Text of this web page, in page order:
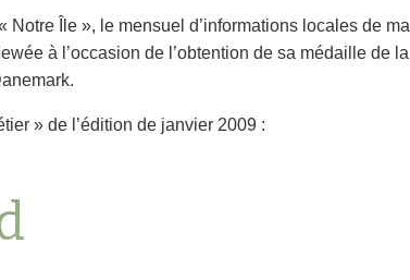
Île », le mensuel d’informations locales de ma
à l’occasion de l’obtention de sa médaille de la
» de l’édition de janvier 2009 :